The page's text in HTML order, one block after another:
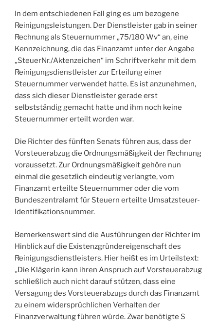
In dem entschiedenen Fall ging es um bezogene
Reinigungsleistungen. Der Dienstleister gab in seiner
Rechnung als Steuernummer „75/180 Wv“ an, eine
Kennzeichnung, die das Finanzamt unter der Angabe
„SteuerNr./Aktenzeichen“ im Schriftverkehr mit dem
Reinigungsdienstleister zur Erteilung einer
Steuernummer verwendet hatte. Es ist anzunehmen,
dass sich dieser Dienstleister gerade erst
selbstständig gemacht hatte und ihm noch keine
Steuernummer erteilt worden war.
Die Richter des fünften Senats führen aus, dass der
Vorsteuerabzug die Ordnungsmäßigkeit der Rechnung
voraussetzt. Zur Ordnungsmäßigkeit gehöre nun
einmal die gesetzlich eindeutig verlangte, vom
Finanzamt erteilte Steuernummer oder die vom
Bundeszentralamt für Steuern erteilte Umsatzsteuer-
Identifikationsnummer.
Bemerkenswert sind die Ausführungen der Richter im
Hinblick auf die Existenzgründereigenschaft des
Reinigungsdienstleisters. Hier heißt es im Urteilstext:
„Die Klägerin kann ihren Anspruch auf Vorsteuerabzug
schließlich auch nicht darauf stützen, dass eine
Versagung des Vorsteuerabzugs durch das Finanzamt
zu einem widersprüchlichen Verhalten der
Finanzverwaltung führen würde. Zwar benötigte S